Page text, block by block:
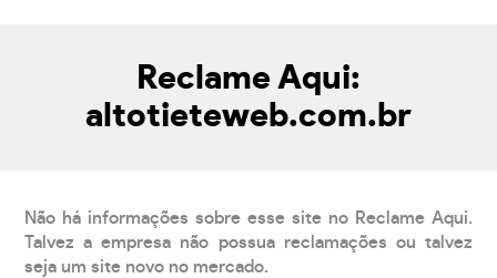
Reclame Aqui:
altotieteweb.com.br
Não há informações sobre esse site no Reclame Aqui.
Talvez a empresa não possua reclamações ou talvez
seja um site novo no mercado.